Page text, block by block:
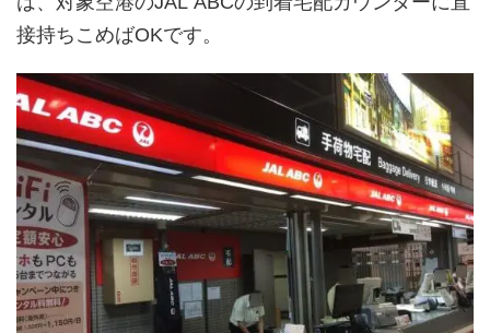
接持ちこめばOKです。